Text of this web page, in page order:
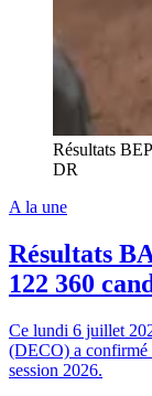
Résultats
DR
A la une
Résultats
122 360
Ce lundi 6 juillet
(DECO) a confirmé
session 2026.